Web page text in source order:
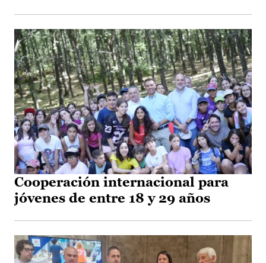
Cooperación internacional para
jóvenes de entre 18 y 29 años